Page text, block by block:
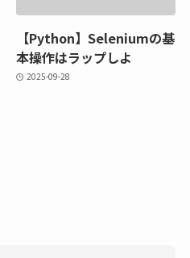
【Python】Seleniumの基
本操作はラップしよ
2025-09-28